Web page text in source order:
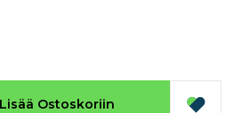
Lisää Ostoskoriin